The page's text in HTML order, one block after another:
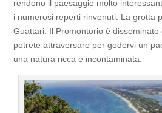
rendono il paesaggio molto
i numerosi reperti rinvenuti. La grotta
Guattari. Il Promontorio è
potrete attraversare per godervi un
una natura ricca e incontaminata.